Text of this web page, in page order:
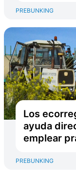
PREBUNKING
Los
ayuda
emplear
PREBUNKING